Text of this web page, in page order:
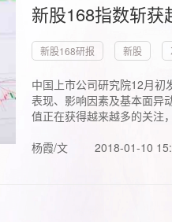
新股168指数斩
新股168研报 新股
中国上市公司研究院12月初
表现、影响因素及基本面异
值正在获得越来越多的关注
杨霞/文
2018-01-10